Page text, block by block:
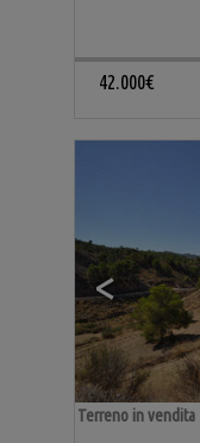
42.000€
<
Terreno in vendita